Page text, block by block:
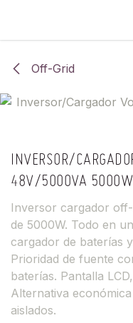
Off-Grid
INVERSOR/
48V/5000VA 5000W
Inversor cargador
de 5000W. Todo en
cargador de baterías
Prioridad de fuente
baterías. Pantalla
Alternativa
aislados.